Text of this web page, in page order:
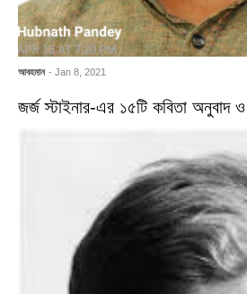
আবহমান - Jan 8, 2021
জর্জ স্টাইনার-এর ১৫টি কবিতা অনুবাদ ও